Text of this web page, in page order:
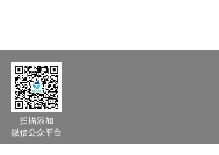
扫描添加
微信公众平台